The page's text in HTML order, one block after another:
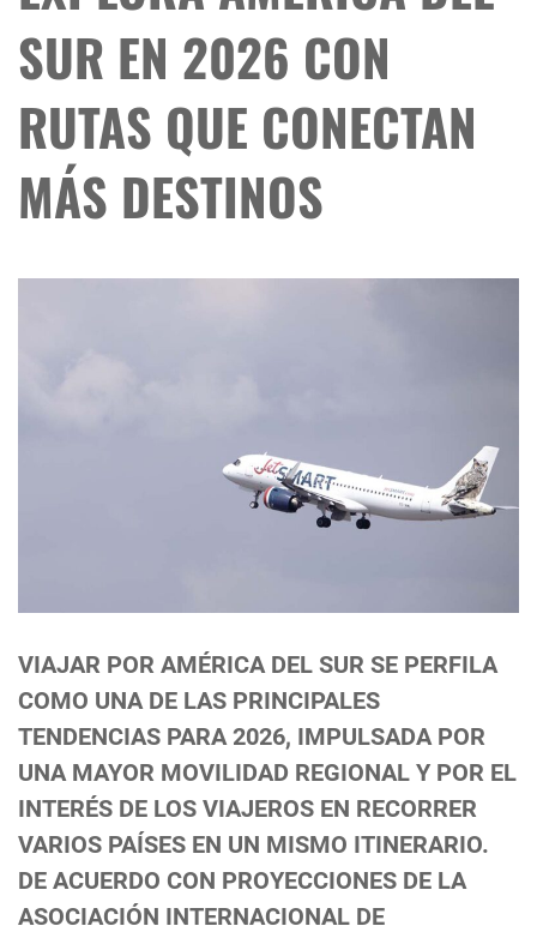
SUR EN 2026 CON
RUTAS QUE CONECTAN
MÁS DESTINOS
VIAJAR POR AMÉRICA DEL SUR SE PERFILA
COMO UNA DE LAS PRINCIPALES
TENDENCIAS PARA 2026, IMPULSADA POR
UNA MAYOR MOVILIDAD REGIONAL Y POR EL
INTERÉS DE LOS VIAJEROS EN RECORRER
VARIOS PAÍSES EN UN MISMO ITINERARIO.
DE ACUERDO CON PROYECCIONES DE LA
ASOCIACIÓN INTERNACIONAL DE